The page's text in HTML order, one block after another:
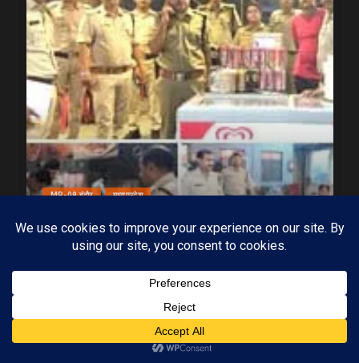
MP-09 इंदौर मध्यप्रदेश
ढाबों पर छलका रहे थे जाम, आबकारी विभाग की दबिश,
ढाबों पर कार्रवाई में 44 प्रकरण दर्ज